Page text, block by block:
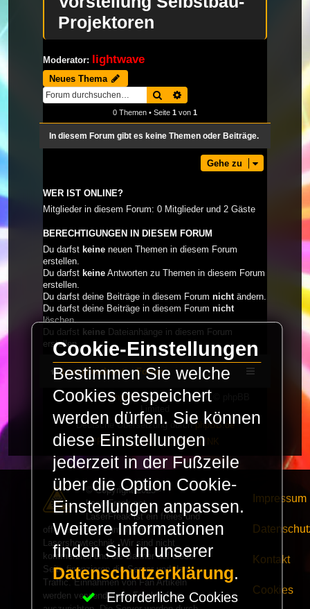
Projektoren
Moderator: lightwave
Neues Thema
Suche
0 Themen • Seite 1 von 1
In diesem Forum gibt es keine Themen oder Beiträge.
Gehe zu
WER IST ONLINE?
Mitglieder in diesem Forum: 0 Mitglieder und 2 Gäste
BERECHTIGUNGEN IN DIESEM FORUM
Du darfst keine neuen Themen in diesem Forum
erstellen.
Du darfst keine Antworten zu Themen in diesem Forum
erstellen.
Du darfst deine Beiträge in diesem Forum nichtändern.
Du darfst deine Beiträge in diesem Forum nicht
löschen.
Du darfst keine Dateianhänge in diesem Forum
erstellen.
LaserFreak.net Forum
Powered byphpBB® Forum Software © phpBB
Deutsche Übersetzung durchphpBB.de
PRIVACY_LINK | TERMS_LINK
© Copyright 2025 -
LaserFreak.net
LaserFreak ist ein freies und
offenes Forum zum Thema
Lasershowtechnik. Wir sind nicht
kommerziell und die Banner auf dieser
Seite finanzieren die Server und den
Traffic. Einnahmen von Fan Artikeln
werden verwendet um Freaktreffen
Impressum
Kontakt
Cookies
Cookie-Einstellungen
Bestimmen Sie welche
Cookies gespeichert
werden dürfen. Sie können
diese Einstellungen
jederzeit in der Fußzeile
über die Option Cookie-
Einstellungen anpassen.
Weitere Informationen
finden Sie in unserer
Datenschutzerklärung.
Erforderliche Cookies